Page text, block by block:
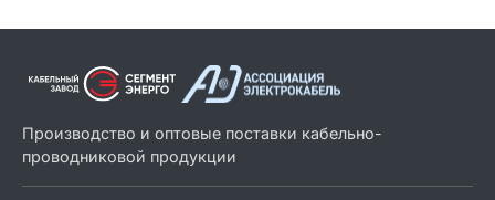
Производство и оптовые поставки кабельно-
проводниковой продукции